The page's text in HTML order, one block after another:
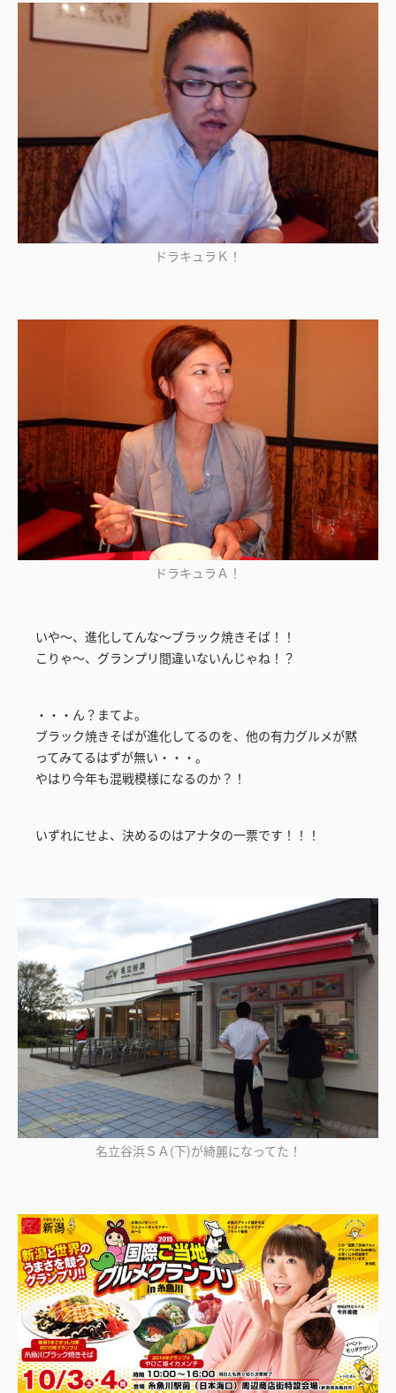
ドラキュラＫ！
ドラキュラＡ！
いや～、進化してんな～ブラック焼きそば！！
こりゃ～、グランプリ間違いないんじゃね！？
・・・ん？まてよ。
ブラック焼きそばが進化してるのを、他の有力グルメが黙
ってみてるはずが無い・・・。
やはり今年も混戦模様になるのか？！
いずれにせよ、決めるのはアナタの一票です！！！
名立谷浜ＳＡ(下)が綺麗になってた！